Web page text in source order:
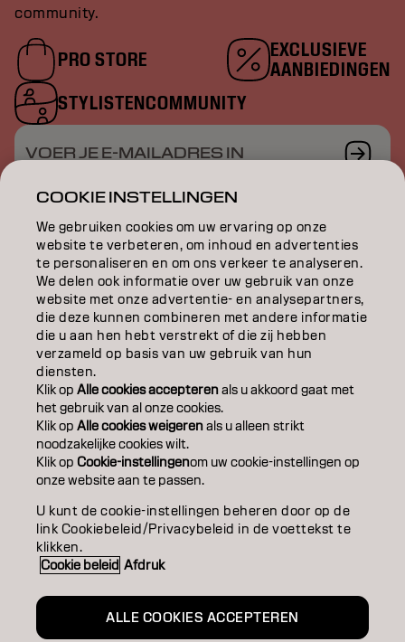
community.
PRO STORE
EXCLUSIEVE
AANBIEDINGEN
STYLISTENCOMMUNITY
VOER JE E-MAILADRES IN
KLEUR
VERZORGING
TEXTUUR
STYLING
INSPIRATIE
EDUCATION
SALONVINDER
WORD PARTNER
CONTACT
COOKIE INSTELLINGEN
We gebruiken cookies om uw ervaring op onze
website te verbeteren, om inhoud en advertenties
te personaliseren en om ons verkeer te analyseren.
We delen ook informatie over uw gebruik van onze
website met onze advertentie- en analysepartners,
die deze kunnen combineren met andere informatie
die u aan hen hebt verstrekt of die zij hebben
verzameld op basis van uw gebruik van hun
diensten.
Klik opAlle cookies accepterenals u akkoord gaat met
het gebruik van al onze cookies.
Klik opAlle cookies weigerenals u alleen strikt
noodzakelijke cookies wilt.
Klik opCookie-instellingenom uw cookie-instellingen op
onze website aan te passen.
U kunt de cookie-instellingen beheren door op de
link Cookiebeleid/Privacybeleid in de voettekst te
klikken.
Cookie beleid Afdruk
ALLE COOKIES ACCEPTEREN